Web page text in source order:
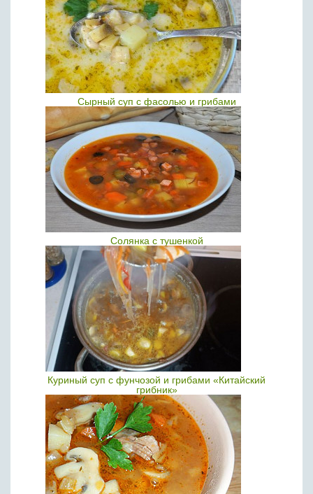
Сырный суп с фасолью и грибами
Солянка с тушенкой
Куриный суп с фунчозой и грибами «Китайский
грибник»